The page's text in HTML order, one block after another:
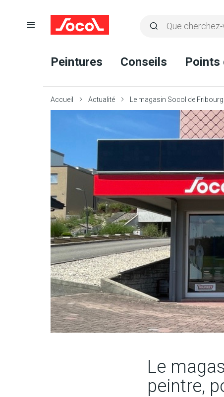
Rechercher
recherche
Ouvrir
Peintures Conseils Points
Accueil Actualité Le magasin Socol de
Le
peintre,